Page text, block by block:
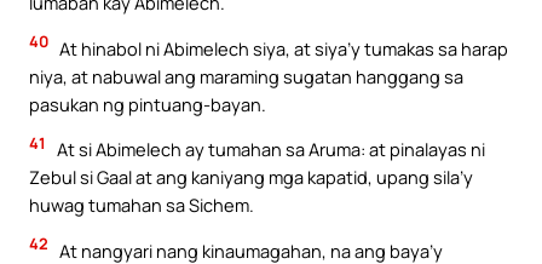
40 At hinabol ni Abimelech siya, at siya’y tumakas sa harap
niya, at nabuwal ang maraming sugatan hanggang sa
pasukan ng pintuang-bayan.
41
At si Abimelech ay tumahan sa Aruma: at pinalayas ni
Zebul si Gaal at ang kaniyang mga kapatid, upang sila’y
huwag tumahan sa Sichem.
42 At nangyari nang kinaumagahan, na ang baya’y